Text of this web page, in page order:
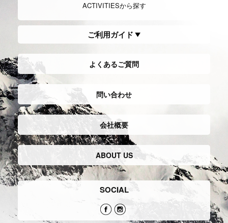
ACTIVITIESから探す
ご利用ガイド
よくあるご質問
問い合わせ
会社概要
ABOUT US
SOCIAL